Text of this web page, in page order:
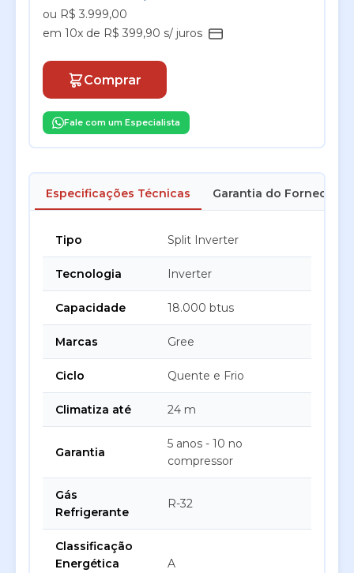
ou R$ 3.999,00
em 10x de R$ 399,90 s/ juros
Comprar
Fale com um Especialista
Especificações Técnicas Garantia do Fornecedor
Tipo Split Inverter
Tecnologia Inverter
Capacidade 18.000 btus
Marcas Gree
Ciclo Quente e Frio
Climatiza até 24 m
Garantia
5 anos - 10 no
compressor
Gás
Refrigerante
R-32
Classificação
Energética
A